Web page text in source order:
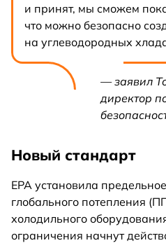
и принят, мы сможем
что можно безопасно
на углеводородных
— заявил
директор
Новый стандарт
EPA установила
глобального потепления
холодильного
ограничения начнут